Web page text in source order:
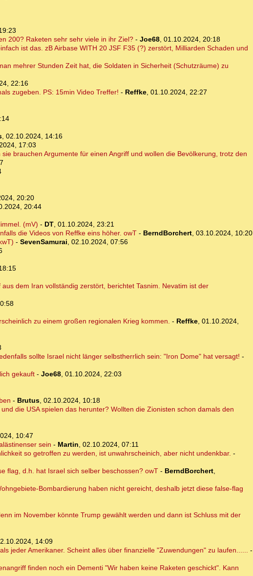
200? Raketen sehr sehr viele in ihr Ziel?- Joe68, 01.10.2024, 20:18
ist das. zB Airbase WITH 20 JSF F35 (?) zerstört, Milliarden Schaden und
mehrer Stunden Zeit hat, die Soldaten in Sicherheit (Schutzräume) zu
22:16
zugeben. PS: 15min Video Treffer! - Reffke, 01.10.2024, 22:27
, 02.10.2024, 14:16
17:03
brauchen Argumente für einen Angriff und wollen die Bevölkerung, trotz den
20:20
20:44
(mV) - DT, 01.10.2024, 23:21
die Videos von Reffke eins höher. owT- BerndBorchert, 03.10.2024, 10:20
- SevenSamurai, 02.10.2024, 07:56
dem Iran vollständig zerstört, berichtet Tasnim. Nevatim ist der
zu einem großen regionalen Krieg kommen. - Reffke, 01.10.2024,
sollte Israel nicht länger selbstherrlich sein: "Iron Dome" hat versagt! -
gekauft- Joe68, 01.10.2024, 22:03
- Brutus, 02.10.2024, 10:18
die USA spielen das herunter? Wollten die Zionisten schon damals den
10:47
sein - Martin, 02.10.2024, 07:11
so getroffen zu werden, ist unwahrscheinich, aber nicht undenkbar. -
flag, d.h. hat Israel sich selber beschossen? owT- BerndBorchert,
Bombardierung haben nicht gereicht, deshalb jetzt diese false-flag
im November könnte Trump gewählt werden und dann ist Schluss mit der
14:09
jeder Amerikaner. Scheint alles über finanzielle "Zuwendungen" zu laufen...... -
finden noch ein Dementi "Wir haben keine Raketen geschickt". Kann